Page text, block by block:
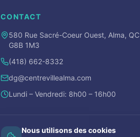
CONTACT
580 Rue Sacré-Coeur Ouest, Alma, QC
G8B 1M3
(418) 662-8332
dg@centrevillealma.com
Lundi – Vendredi: 8h00 – 16h00
Nous utilisons des cookies